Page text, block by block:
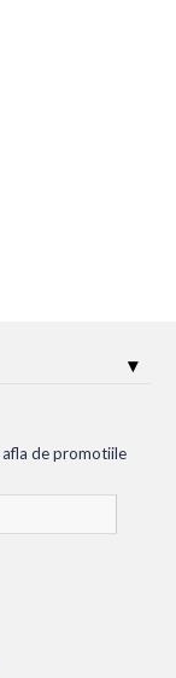
de promotiile